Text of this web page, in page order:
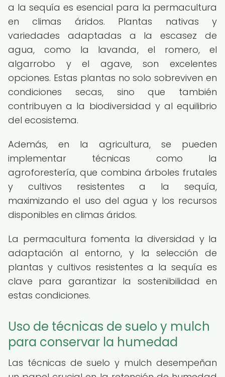
a la sequía es esencial para la permacultura
en climas áridos. Plantas nativas y
variedades adaptadas a la escasez de
agua, como la lavanda, el romero, el
algarrobo y el agave, son excelentes
opciones. Estas plantas no solo sobreviven en
condiciones secas, sino que también
contribuyen a la biodiversidad y al equilibrio
del ecosistema.
Además, en la agricultura, se pueden
implementar técnicas como la
agroforestería, que combina árboles frutales
y cultivos resistentes a la sequía,
maximizando el uso del agua y los recursos
disponibles en climas áridos.
La permacultura fomenta la diversidad y la
adaptación al entorno, y la selección de
plantas y cultivos resistentes a la sequía es
clave para garantizar la sostenibilidad en
estas condiciones.
Uso de técnicas de suelo y mulch
para conservar la humedad
Las técnicas de suelo y mulch desempeñan